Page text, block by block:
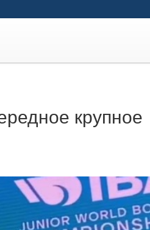
крупное